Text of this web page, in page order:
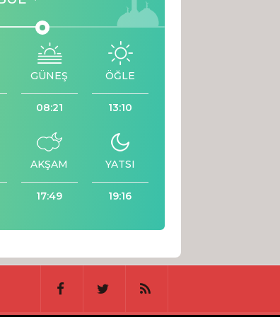
GÜNEŞ
08:21
ÖĞLE
13:10
AKŞAM
17:49
YATSI
19:16